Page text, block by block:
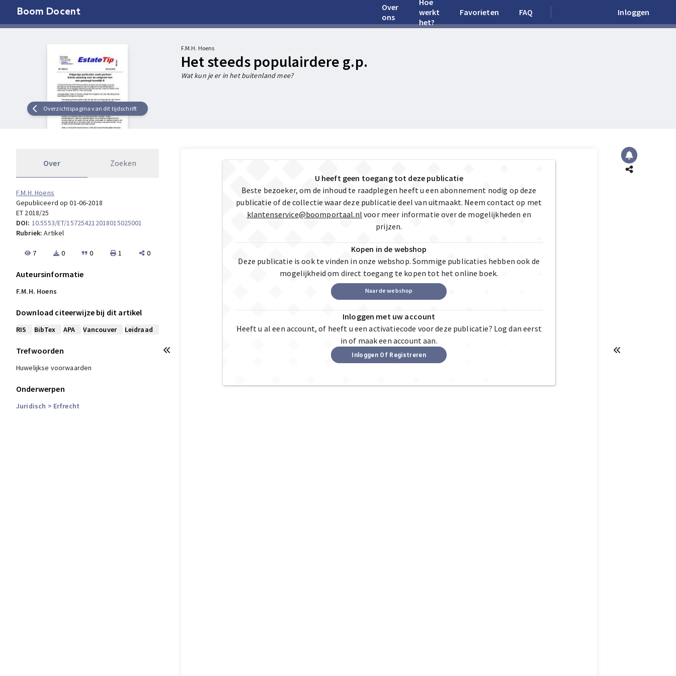
Boom Docent
Over
ons
Hoe
werkt
het?
Favorieten FAQ Inloggen
Overzichtspagina van dit tijdschrift
F.M.H. Hoens
Het steeds populairdere g.p.
Wat kun je er in het buitenland mee?
Over Zoeken
F.M.H. Hoens
Gepubliceerd op 01-06-2018
ET 2018/25
DOI: 10.5553/ET/157254212018015025001
Rubriek:Artikel
7 0 0 1 0
Auteursinformatie
F.M.H. Hoens
Download citeerwijze bij dit artikel
RIS BibTex APA Vancouver Leidraad
Trefwoorden
Huwelijkse voorwaarden
Onderwerpen
Juridisch > Erfrecht
U heeft geen toegang tot deze publicatie
Beste bezoeker, om de inhoud te raadplegen heeft u een abonnement nodig op deze
publicatie of de collectie waar deze publicatie deel van uitmaakt. Neem contact op met
klantenservice@boomportaal.nl voor meer informatie over de mogelijkheden en
prijzen.
Kopen in de webshop
Deze publicatie is ook te vinden in onze webshop. Sommige publicaties hebben ook de
mogelijkheid om direct toegang te kopen tot het online boek.
Naar de webshop
Inloggen met uw account
Heeft u al een account, of heeft u een activatiecode voor deze publicatie? Log dan eerst
in of maak een account aan.
Inloggen Of Registreren